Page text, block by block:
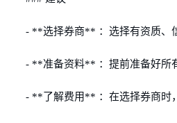
- **选择券商** ：选择有资质、
- **准备资料** ：提前准备好所
- **了解费用** ：在选择券商时